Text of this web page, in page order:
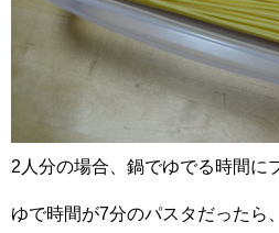
2人分の場合、鍋でゆでる時間に
ゆで時間が7分のパスタだったら